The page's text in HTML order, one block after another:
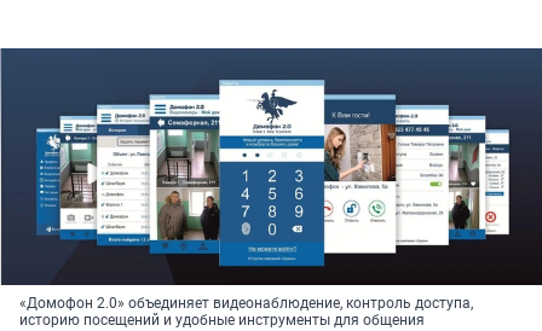
«Домофон 2.0» объединяет видеонаблюдение, контроль доступа,
историю посещений и удобные инструменты для общения